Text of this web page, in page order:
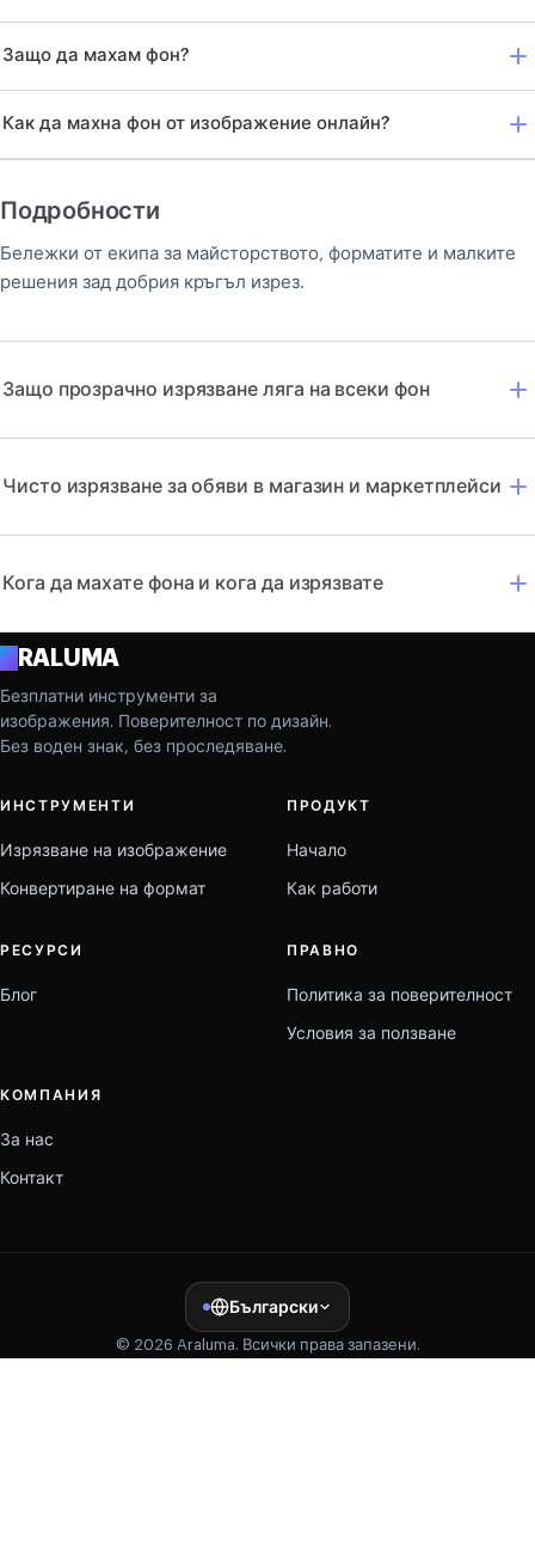
Защо да махам фон?
Как да махна фон от изображение онлайн?
Подробности
Бележки от екипа за майсторството, форматите и малките
решения зад добрия кръгъл изрез.
Защо прозрачно изрязване ляга на всеки фон
Чисто изрязване за обяви в магазин и маркетплейси
Кога да махате фона и кога да изрязвате
ARALUMA
Безплатни инструменти за
изображения. Поверителност по дизайн.
Без воден знак, без проследяване.
ИНСТРУМЕНТИ
Изрязване на изображение
Конвертиране на формат
ПРОДУКТ
Начало
Как работи
РЕСУРСИ
Блог
ПРАВНО
Политика за поверителност
Условия за ползване
КОМПАНИЯ
За нас
Контакт
Български
© 2026 Araluma. Всички права запазени.